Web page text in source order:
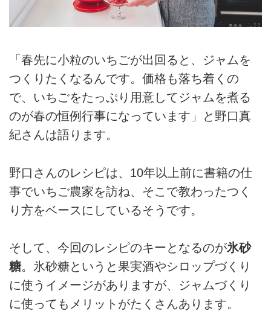
「春先に小粒のいちごが出回ると、ジャムを
つくりたくなるんです。価格も落ち着くの
で、いちごをたっぷり用意してジャムを煮る
のが春の恒例行事になっています」と野口真
紀さんは語ります。
野口さんのレシピは、10年以上前に書籍の仕
事でいちご農家を訪ね、そこで教わったつく
り方をベースにしているそうです。
そして、今回のレシピのキーとなるのが氷砂
糖。氷砂糖というと果実酒やシロップづくり
に使うイメージがありますが、ジャムづくり
に使ってもメリットがたくさんあります。